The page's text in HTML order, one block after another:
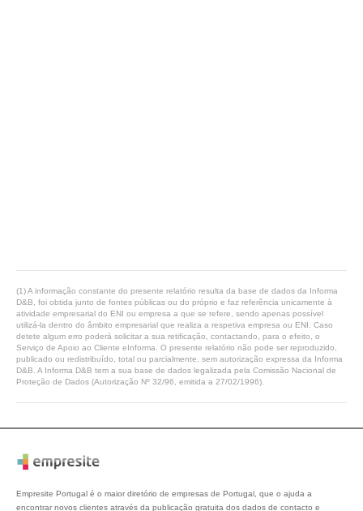
(1) A informação constante do presente relatório resulta da base de dados da Informa
D&B, foi obtida junto de fontes públicas ou do próprio e faz referência unicamente à
atividade empresarial do ENI ou empresa a que se refere, sendo apenas possível
utilizá-la dentro do âmbito empresarial que realiza a respetiva empresa ou ENI. Caso
detete algum erro poderá solicitar a sua retificação, contactando, para o efeito, o
Serviço de Apoio ao Cliente eInforma. O presente relatório não pode ser reproduzido,
publicado ou redistribuído, total ou parcialmente, sem autorização expressa da Informa
D&B. A Informa D&B tem a sua base de dados legalizada pela Comissão Nacional de
Proteção de Dados (Autorização Nº 32/96, emitida a 27/02/1996).
Empresite Portugal é o maior diretório de empresas de Portugal, que o ajuda a
encontrar novos clientes através da publicação gratuita dos dados de contacto e